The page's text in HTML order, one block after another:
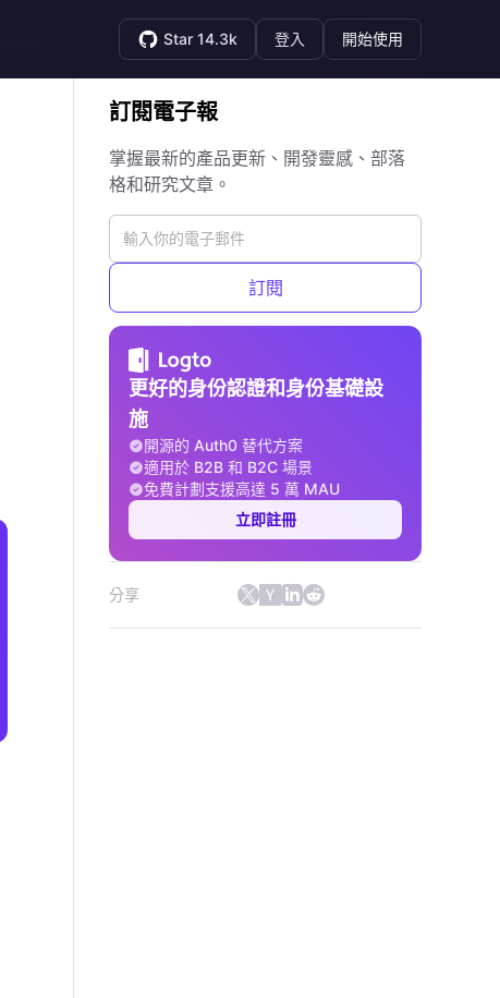
Star 14.3k 登入 開始使用
訂閱電子報
掌握最新的產品更新、開發靈感、部落
格和研究文章。
訂閱
更好的身份認證和身份基礎設
施
開源的 Auth0 替代方案
適用於 B2B 和 B2C 場景
免費計劃支援高達 5 萬 MAU
立即註冊
分享